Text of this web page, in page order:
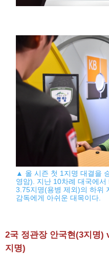
▲ 올 시즌 첫 1지명 대결을
영암). 지난 10차례 대국에
3.75지명(용병 제외)의 하위
감독에게 아쉬운 대목이다.
2국 정관장 안국현(3지명)
지명)